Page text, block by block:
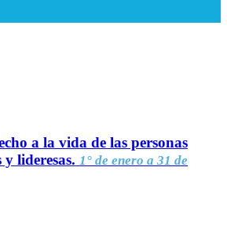
a la vida de las personas
y lideresas. 1° de enero a 31 de